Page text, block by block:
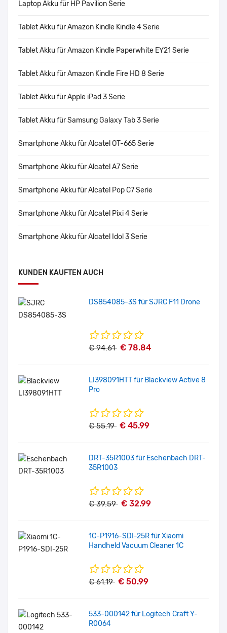
Laptop Akku für HP Pavilion Serie
Tablet Akku für Amazon Kindle Kindle 4 Serie
Tablet Akku für Amazon Kindle Paperwhite EY21 Serie
Tablet Akku für Amazon Kindle Fire HD 8 Serie
Tablet Akku für Apple iPad 3 Serie
Tablet Akku für Samsung Galaxy Tab 3 Serie
Smartphone Akku für Alcatel OT-665 Serie
Smartphone Akku für Alcatel A7 Serie
Smartphone Akku für Alcatel Pop C7 Serie
Smartphone Akku für Alcatel Pixi 4 Serie
Smartphone Akku für Alcatel Idol 3 Serie
KUNDEN KAUFTEN AUCH
DS854085-3S für SJRC F11 Drone
€ 94.61 € 78.84
LI398091HTT für Blackview Active 8
Pro
€ 55.19 € 45.99
DRT-35R1003 für Eschenbach DRT-
35R1003
€ 39.59 € 32.99
1C-P1916-SDI-25R für Xiaomi
Handheld Vacuum Cleaner 1C
€ 61.19 € 50.99
533-000142 für Logitech Craft Y-
R0064